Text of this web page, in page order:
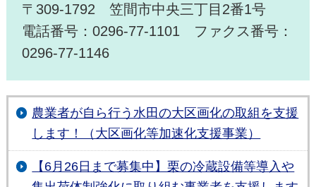
〒309-1792 笠間市中央三丁目2番1号
電話番号：0296-77-1101 ファクス番号：
0296-77-1146
農業者が自ら行う水田の大区画化の取組を支援
します！（大区画化等加速化支援事業）
【6月26日まで募集中】栗の冷蔵設備等導入や